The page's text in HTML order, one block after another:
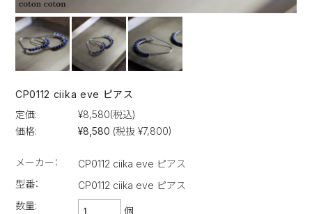
CP0112 ciika eve ピアス
定価:
¥8,580(税込)
価格:
¥8,580 (税抜 ¥7,800)
メーカー：
CP0112 ciika eve ピアス
型番：
CP0112 ciika eve ピアス
数量:
個